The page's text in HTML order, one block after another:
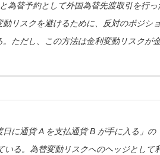
為替予約として外国為替先渡取引を行っ
動リスクを避けるために、反対のポジショ
ただし、この方法は金利変動リスクが
に通貨 A を支払通貨 B が手に入る」の
いる。 為替変動リスクへのヘッジとして